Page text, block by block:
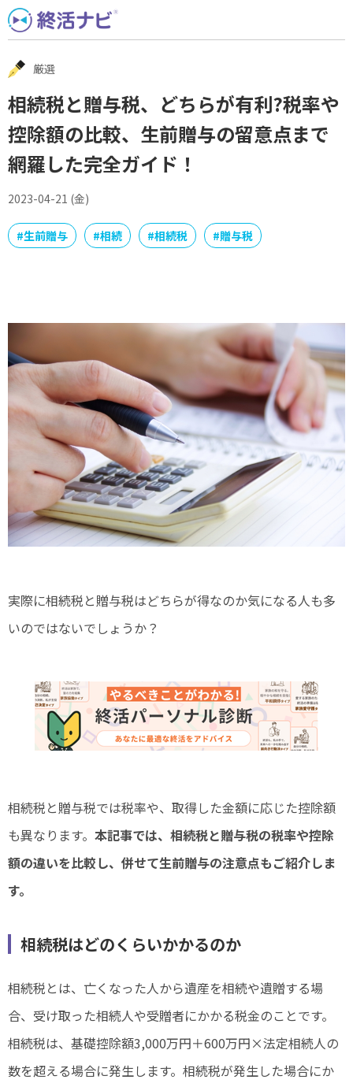
Skip
to
content
厳選
相続税と贈与税、どちらが有利?税率や
控除額の比較、生前贈与の留意点まで
網羅した完全ガイド！
2023-04-21 (金)
#生前贈与 #相続 #相続税 #贈与税
実際に相続税と贈与税はどちらが得なのか気になる人も多
いのではないでしょうか？
相続税と贈与税では税率や、取得した金額に応じた控除額
も異なります。 本記事では、相続税と贈与税の税率や控除
額の違いを比較し、併せて生前贈与の注意点もご紹介しま
す。
相続税はどのくらいかかるのか
相続税とは、亡くなった人から遺産を相続や遺贈する場
合、受け取った相続人や受贈者にかかる税金のことです。
相続税は、基礎控除額3,000万円＋600万円×法定相続人の
数を超える場合に発生します。相続税が発生した場合にか